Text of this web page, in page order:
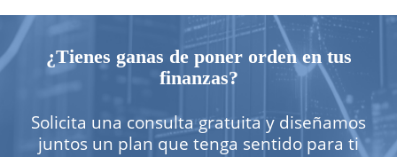
¿Tienes ganas de poner orden en tus
finanzas?
Solicita una consulta gratuita y diseñamos
juntos un plan que tenga sentido para ti